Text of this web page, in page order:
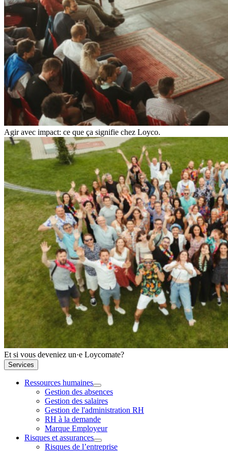
Agir avec impact: ce que ça signifie chez Loyco.
Et si vous deveniez un·e Loycomate?
Services
Ressources humaines
Gestion des absences
Gestion des salaires
Gestion de l'administration RH
RH à la demande
Marque Employeur
Risques et assurances
Risques de l’entreprise